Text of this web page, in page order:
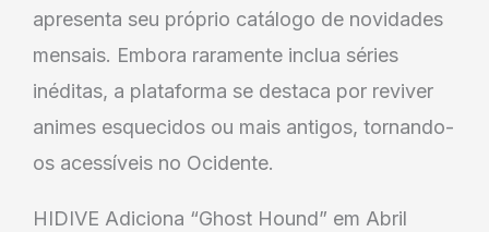
apresenta seu próprio catálogo de novidades
mensais. Embora raramente inclua séries
inéditas, a plataforma se destaca por reviver
animes esquecidos ou mais antigos, tornando-
os acessíveis no Ocidente.
HIDIVE Adiciona “Ghost Hound” em Abril